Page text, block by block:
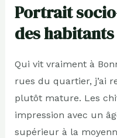
Portrait
des
Qui vit vraiment à
rues du quartier, j’ai
plutôt mature. Les
impression avec un
supérieur à la